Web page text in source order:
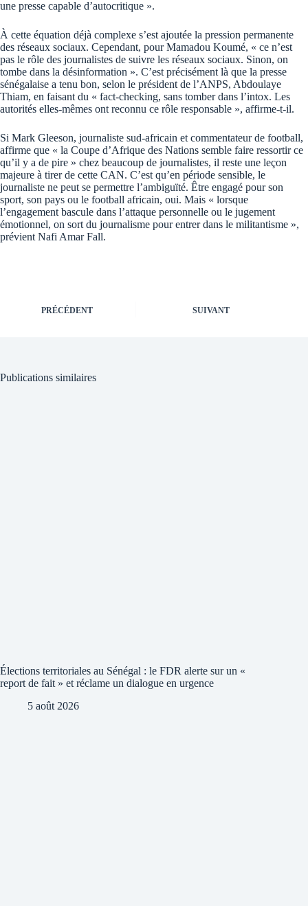
une presse capable d’autocritique ».
À cette équation déjà complexe s’est ajoutée la pression permanente
des réseaux sociaux. Cependant, pour Mamadou Koumé, « ce n’est
pas le rôle des journalistes de suivre les réseaux sociaux. Sinon, on
tombe dans la désinformation ». C’est précisément là que la presse
sénégalaise a tenu bon, selon le président de l’ANPS, Abdoulaye
Thiam, en faisant du « fact-checking, sans tomber dans l’intox. Les
autorités elles-mêmes ont reconnu ce rôle responsable », affirme-t-il.
Si Mark Gleeson, journaliste sud-africain et commentateur de football,
affirme que « la Coupe d’Afrique des Nations semble faire ressortir ce
qu’il y a de pire » chez beaucoup de journalistes, il reste une leçon
majeure à tirer de cette CAN. C’est qu’en période sensible, le
journaliste ne peut se permettre l’ambiguïté. Être engagé pour son
sport, son pays ou le football africain, oui. Mais « lorsque
l’engagement bascule dans l’attaque personnelle ou le jugement
émotionnel, on sort du journalisme pour entrer dans le militantisme »,
prévient Nafi Amar Fall.
PRÉCÉDENT SUIVANT
Publications similaires
Élections territoriales au Sénégal : le FDR alerte sur un «
report de fait » et réclame un dialogue en urgence
5 août 2026